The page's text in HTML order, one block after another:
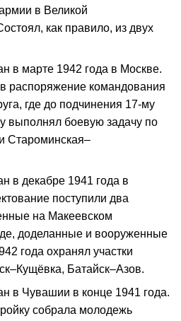
в Великой
как правило, из двух
в марте 1942 года в Москве.
командования
где до подчинения 17-му
выполнял боевую задачу по
Староминская–
в декабре 1941 года в
поступили два
на Макеевском
доделанные и вооруженные
года охранял участки
Батайск–Азов.
в Чувашии в конце 1941 года.
собрала молодежь